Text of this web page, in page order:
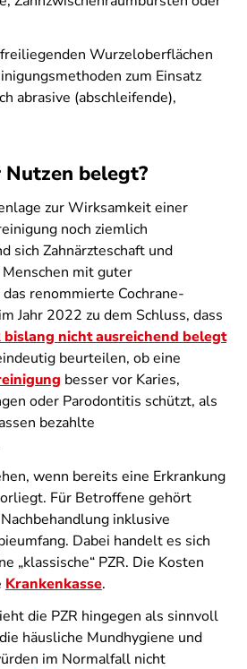
Wurzeloberflächen
zum Einsatz
abrasive (abschleifende),
belegt?
zur Wirksamkeit einer
noch ziemlich
sich Zahnärzteschaft und
mit guter
renommierte Cochrane-
Jahr 2022 zu dem Schluss, dass
bislang nicht ausreichend belegt
beurteilen, ob eine
besser vor Karies,
oder Parodontitis schützt, als
bezahlte
wenn bereits eine Erkrankung
Für Betroffene gehört
inklusive
Dabei handelt es sich
„klassische“ PZR. Die Kosten
Krankenkasse.
die PZR hingegen als sinnvoll
häusliche Mundhygiene und
im Normalfall nicht